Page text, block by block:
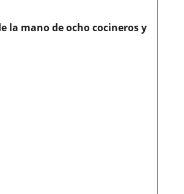
la mano de ocho cocineros y